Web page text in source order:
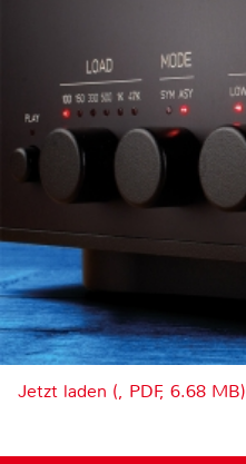
Jetzt laden (, PDF, 6.68 MB)